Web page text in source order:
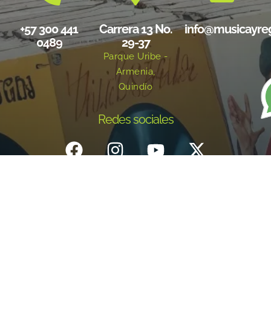
+57 300 441
0489
Carrera 13 No.
29-37
Parque Uribe -
Armenia,
Quindío
Redes sociales